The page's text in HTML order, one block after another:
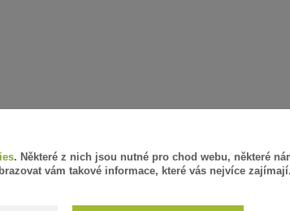
. Některé z nich jsou nutné pro chod webu, některé
vám takové informace, které vás nejvíce zajímají.